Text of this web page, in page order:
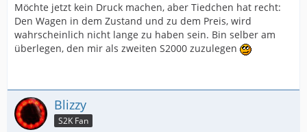
Möchte jetzt kein Druck machen, aber Tiedchen hat recht:
Den Wagen in dem Zustand und zu dem Preis, wird
wahrscheinlich nicht lange zu haben sein. Bin selber am
überlegen, den mir als zweiten S2000 zuzulegen
Blizzy
S2K Fan